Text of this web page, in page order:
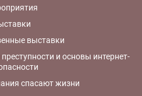
выставки
и основы интернет-
спасают жизни